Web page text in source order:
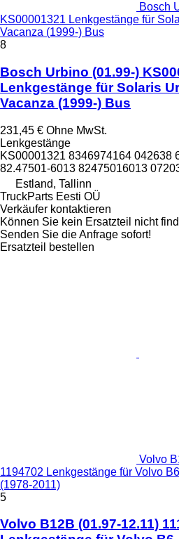
Bosch
KS00001321 Lenkgestänge für
Vacanza (1999-) Bus
8
Bosch Urbino (01.99-)
Lenkgestänge für Solaris
Vacanza (1999-) Bus
231,45 € Ohne MwSt.
Lenkgestänge
KS00001321 8346974164 042638
82.47501-6013 82475016013
Estland, Tallinn
TruckParts Eesti OÜ
Verkäufer kontaktieren
Können Sie kein Ersatzteil nicht
Senden Sie die Anfrage sofort!
Ersatzteil bestellen
Volvo
1194702 Lenkgestänge für Volvo
(1978-2011)
5
Volvo B12B (01.97-12.11)